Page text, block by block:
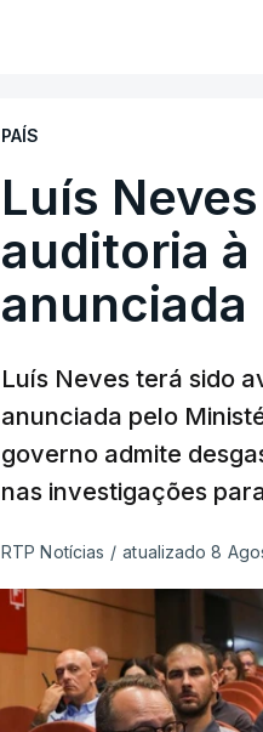
PAÍS
Luís
auditoria
anunciada
Luís Neves terá sido
anunciada pelo
governo admite
nas investigações
RTP Notícias / atualizado 8